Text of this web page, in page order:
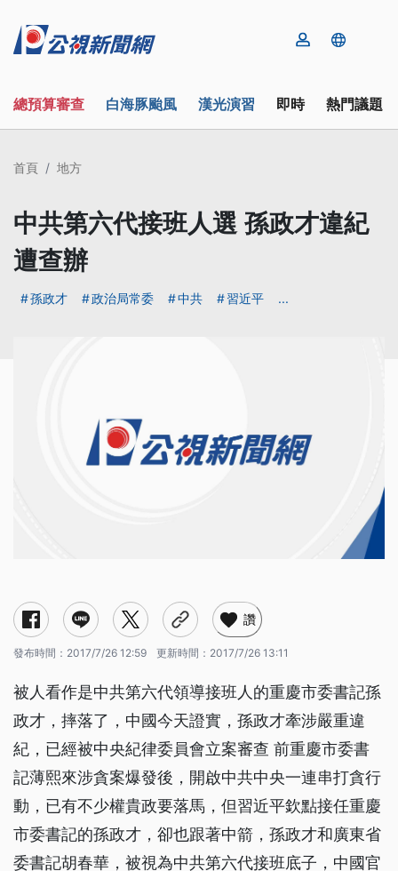
總預算審查 白海豚颱風 漢光演習 即時 熱門議題
首頁 地方
中共第六代接班人選 孫政才違紀
遭查辦
孫政才 政治局常委 中共 習近平 ...
讚
發布時間： 2017/7/26 12:59 更新時間： 2017/7/26 13:11
被人看作是中共第六代領導接班人的重慶市委書記孫
政才，摔落了，中國今天證實，孫政才牽涉嚴重違
紀，已經被中央紀律委員會立案審查 前重慶市委書
記薄熙來涉貪案爆發後，開啟中共中央一連串打貪行
動，已有不少權貴政要落馬，但習近平欽點接任重慶
市委書記的孫政才，卻也跟著中箭，孫政才和廣東省
委書記胡春華，被視為中共第六代接班底子，中國官